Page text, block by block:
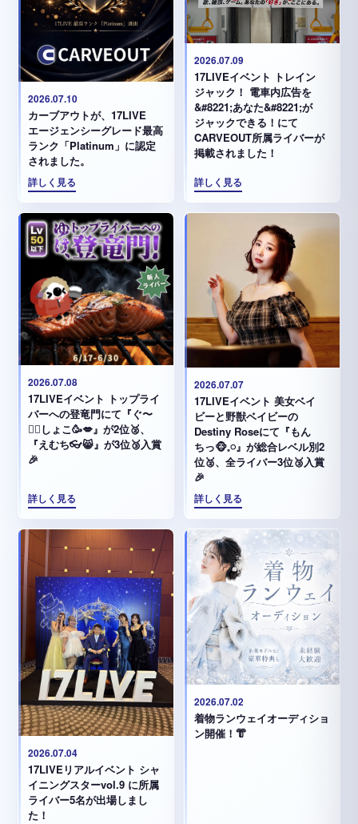
2026.07.10
カーブアウトが、17LIVE
エージェンシーグレード最高
ランク「Platinum」に認定
されました。
詳しく見る
2026.07.09
17LIVEイベント トレイン
ジャック！ 電車内広告を
&#8221;あなた&#8221;が
ジャックできる！にて
CARVEOUT所属ライバーが
掲載されました！
詳しく見る
2026.07.08
17LIVEイベント トップライ
バーへの登竜門にて『ぐ〜
✊🏻‪しょこ🥳💋』が2位🥈、
『えむち👓😸』が3位🥉入賞
🎉
詳しく見る
2026.07.07
17LIVEイベント 美女ベイ
ビーと野獣ベイビーの
Destiny Roseにて『もん
ちっ🐵𓈒𓏸︎︎︎︎』が総合レベル別2
位🥈、全ライバー3位🥉入賞
🎉
詳しく見る
2026.07.04
17LIVEリアルイベント シャ
イニングスターvol.9 に所属
ライバー5名が出場しまし
た！
2026.07.02
着物ランウェイオーディショ
ン開催！👘